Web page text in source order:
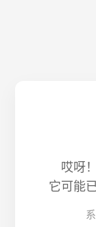
哎呀
它可能